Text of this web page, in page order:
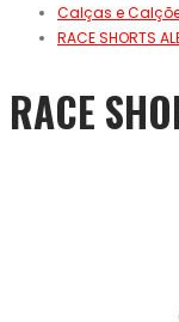
Calças e
RACE SHORTS
RACE